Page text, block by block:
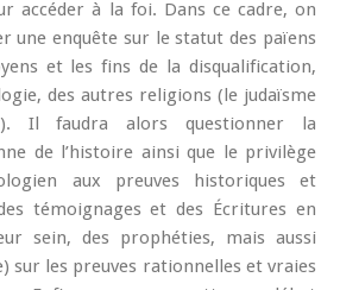
accéder à la foi. Dans ce cadre, on
une enquête sur le statut des païens
et les fins de la disqualification,
des autres religions (le judaïsme
Il faudra alors questionner la
de l’histoire ainsi que le privilège
aux preuves historiques et
témoignages et des Écritures en
sein, des prophéties, mais aussi
sur les preuves rationnelles et vraies